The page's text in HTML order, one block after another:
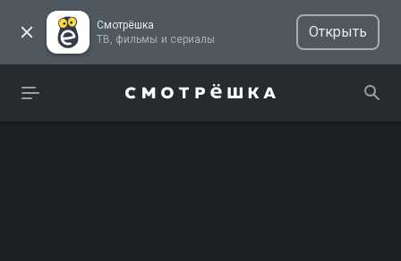
Смотрёшка
ТВ, фильмы и сериалы
Открыть